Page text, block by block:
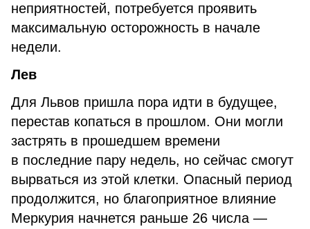
неприятностей, потребуется проявить
максимальную осторожность в начале
недели.
Лев
Для Львов пришла пора идти в будущее,
перестав копаться в прошлом. Они могли
застрять в прошедшем времени
в последние пару недель, но сейчас смогут
вырваться из этой клетки. Опасный период
продолжится, но благоприятное влияние
Меркурия начнется раньше 26 числа —